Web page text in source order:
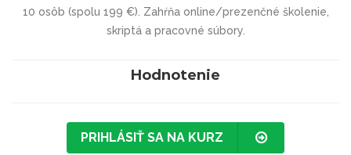
10 osôb (spolu 199 €). Zahŕňa online/prezenčné školenie,
skriptá a pracovné súbory.
Hodnotenie
PRIHLÁSIŤ SA NA KURZ